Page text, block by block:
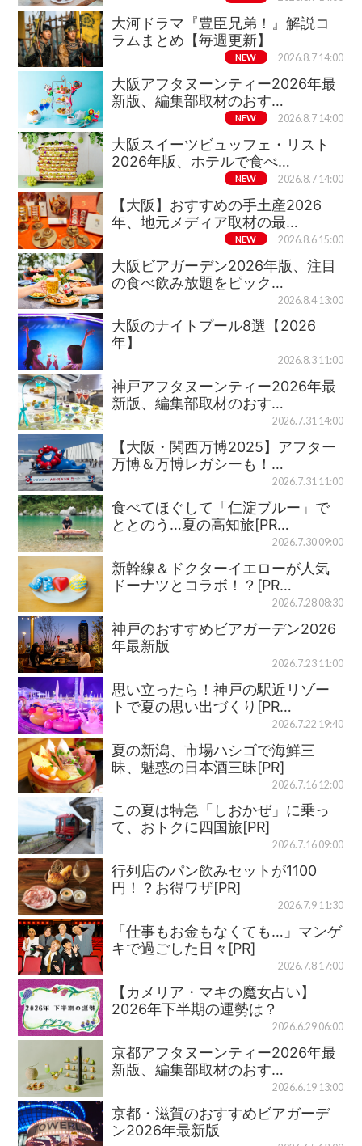
大河ドラマ『豊臣兄弟！』解説コ
ラムまとめ【毎週更新】
NEW 2026.8.7 14:00
大阪アフタヌーンティー2026年最
新版、編集部取材のおす…
NEW 2026.8.7 14:00
大阪スイーツビュッフェ・リスト
2026年版、ホテルで食べ…
NEW 2026.8.7 14:00
【大阪】おすすめの手土産2026
年、地元メディア取材の最…
NEW 2026.8.6 15:00
大阪ビアガーデン2026年版、注目
の食べ飲み放題をピック…
2026.8.4 13:00
大阪のナイトプール8選【2026
年】
2026.8.3 11:00
神戸アフタヌーンティー2026年最
新版、編集部取材のおす…
2026.7.31 14:00
【大阪・関西万博2025】アフター
万博＆万博レガシーも！…
2026.7.31 11:00
食べてほぐして「仁淀ブルー」で
ととのう…夏の高知旅[PR…
2026.7.30 09:00
新幹線＆ドクターイエローが人気
ドーナツとコラボ！？[PR…
2026.7.28 08:30
神戸のおすすめビアガーデン2026
年最新版
2026.7.23 11:00
思い立ったら！神戸の駅近リゾー
トで夏の思い出づくり[PR…
2026.7.22 19:40
夏の新潟、市場ハシゴで海鮮三
昧、魅惑の日本酒三昧[PR]
2026.7.16 12:00
この夏は特急「しおかぜ」に乗っ
て、おトクに四国旅[PR]
2026.7.16 09:00
行列店のパン飲みセットが1100
円！？お得ワザ[PR]
2026.7.9 11:30
「仕事もお金もなくても…」マンゲ
キで過ごした日々[PR]
2026.7.8 17:00
【カメリア・マキの魔女占い】
2026年下半期の運勢は？
2026.6.29 06:00
京都アフタヌーンティー2026年最
新版、編集部取材のおす…
2026.6.19 13:00
京都・滋賀のおすすめビアガーデ
ン2026年最新版